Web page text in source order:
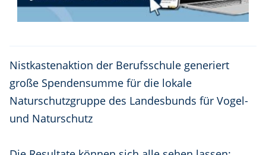
Nistkastenaktion der Berufsschule generiert
große Spendensumme für die lokale
Naturschutzgruppe des Landesbunds für Vogel-
und Naturschutz